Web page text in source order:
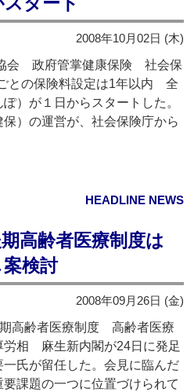
2008年10月02日 (木)
会 政府管掌健康保険 社会保
との保険料設定は1年以内 全
）が１日からスタートした。
）の運営が、社会保険庁から
HEADLINE NEWS
期高齢者医療制度は
検討
2008年09月26日 (金)
高齢者医療制度 高齢者医療
労相 麻生新内閣が24日に発足
氏が留任した。会見に臨んだ
課題の一つに位置づけられて